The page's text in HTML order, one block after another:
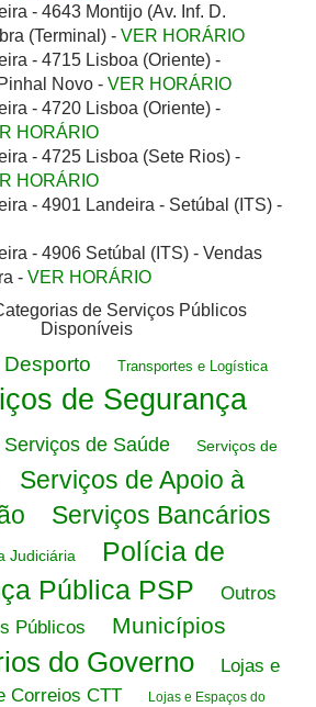
- 4643 Montijo (Av. Inf. D.
(Terminal) - VER HORÁRIO
- 4715 Lisboa (Oriente) -
Novo - VER HORÁRIO
- 4720 Lisboa (Oriente) -
HORÁRIO
- 4725 Lisboa (Sete Rios) -
HORÁRIO
- 4901 Landeira - Setúbal (ITS) -
- 4906 Setúbal (ITS) - Vendas
- VER HORÁRIO
de Serviços Públicos
Disponíveis
Transportes e Logística
de Segurança
Serviços de Saúde Serviços de
Serviços de Apoio à
Serviços Bancários
Judiciária
Polícia de
Pública PSP
Outros
Públicos
Municípios
do Governo
Lojas e
Correios CTT
Lojas e Espaços do